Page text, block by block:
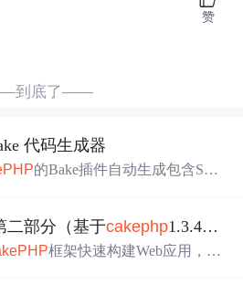
赞
到底了——
代码生成器
的Bake插件自动生成包含Sca
二部分（基于cakephp1.3.4在线教程的改编）
kePHP框架快速构建Web应用，涵